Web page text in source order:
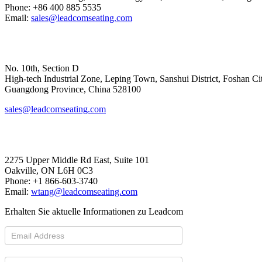
Phone: +86 400 885 5535
Email: sales@leadcomseating.com
No. 10th, Section D
High-tech Industrial Zone, Leping Town, Sanshui District, Foshan
​​​​​​​Guangdong Province, China 528100
sales@leadcomseating.com
2275 Upper Middle Rd East, Suite 101
Oakville, ON L6H 0C3
Phone: +1 866-603-3740
Email: wtang@leadcomseating.com
Erhalten Sie aktuelle Informationen zu Leadcom